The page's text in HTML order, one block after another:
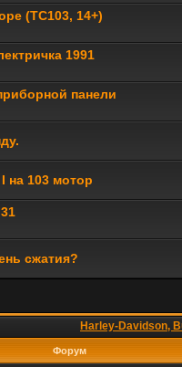
(TC103, 14+)
1991
панели
на 103 мотор
сжатия?
Harley-Davidson,
Форум